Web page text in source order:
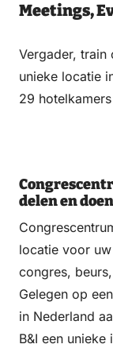
Meetings,
Vergader, train
unieke locatie
29
delen en doen
locatie voor
congres,
Gelegen op
in Nederland
B&I een